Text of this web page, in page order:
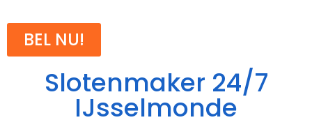
BEL NU!
Slotenmaker 24/7
IJsselmonde